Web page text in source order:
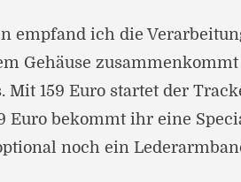
empfand ich die
Gehäuse
Mit 159 Euro startet der
Euro bekommt ihr eine
noch ein